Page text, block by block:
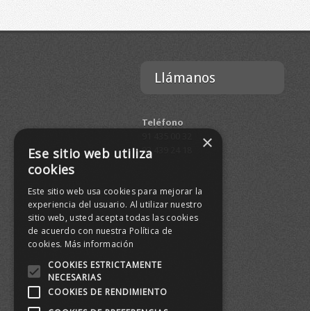
Llámanos
Teléfono
93 439 24 18
×
Ese sitio web utiliza
cookies
Este sitio web usa cookies para mejorar la
experiencia del usuario. Al utilizar nuestro
sitio web, usted acepta todas las cookies
de acuerdo con nuestra Política de
cookies. Más información
COOKIES ESTRICTAMENTE
NECESARIAS
COOKIES DE RENDIMIENTO